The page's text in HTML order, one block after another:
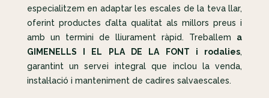
especialitzem en adaptar les escales de la teva llar,
oferint productes d’alta qualitat als millors preus i
amb un termini de lliurament ràpid. Treballem a
GIMENELLS I EL PLA DE LA FONT i rodalies,
garantint un servei integral que inclou la venda,
instal·lació i manteniment de cadires salvaescales.